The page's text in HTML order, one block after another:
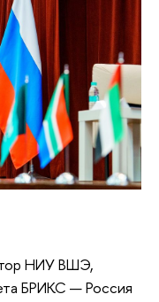
НИУ ВШЭ,
БРИКС — Россия